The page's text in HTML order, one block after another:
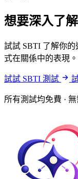
想要深入了
試試 SBTI 了解你
式在關係中的表現。
試試 SBTI 測試
所有測試均免費 ·